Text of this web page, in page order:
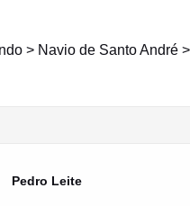
> Navio de Santo André
Pedro Leite